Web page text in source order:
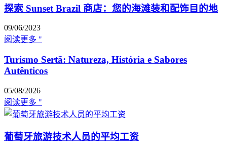
探索 Sunset Brazil 商店：您的海滩装和配饰目的地
09/06/2023
阅读更多 "
Turismo Sertã: Natureza, História e Sabores
Autênticos
05/08/2026
阅读更多 "
葡萄牙旅游技术人员的平均工资